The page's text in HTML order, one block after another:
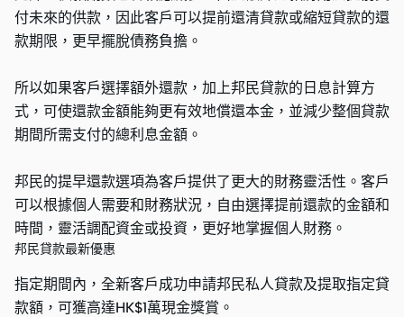
付未來的供款，因此客戶可以提前還清貸款或縮短貸款的還
款期限，更早擺脫債務負擔。
所以如果客戶選擇額外還款，加上邦民貸款的日息計算方
式，可使還款金額能夠更有效地償還本金，並減少整個貸款
期間所需支付的總利息金額。
邦民的提早還款選項為客戶提供了更大的財務靈活性。客戶
可以根據個人需要和財務狀況，自由選擇提前還款的金額和
時間，靈活調配資金或投資，更好地掌握個人財務。
邦民貸款最新優惠
指定期間內，全新客戶成功申請邦民私人貸款及提取指定貸
款額，可獲高達HK$1萬現金獎賞。